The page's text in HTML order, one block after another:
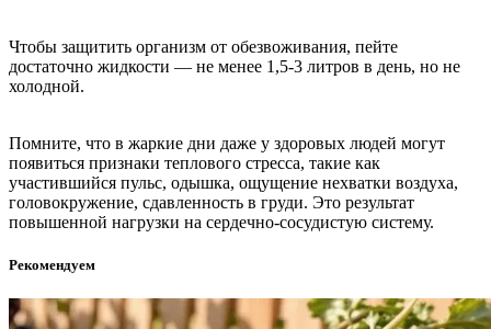
Чтобы защитить организм от обезвоживания, пейте
достаточно жидкости — не менее 1,5-3 литров в день, но не
холодной.
Помните, что в жаркие дни даже у здоровых людей могут
появиться признаки теплового стресса, такие как
участившийся пульс, одышка, ощущение нехватки воздуха,
головокружение, сдавленность в груди. Это результат
повышенной нагрузки на сердечно-сосудистую систему.
Рекомендуем